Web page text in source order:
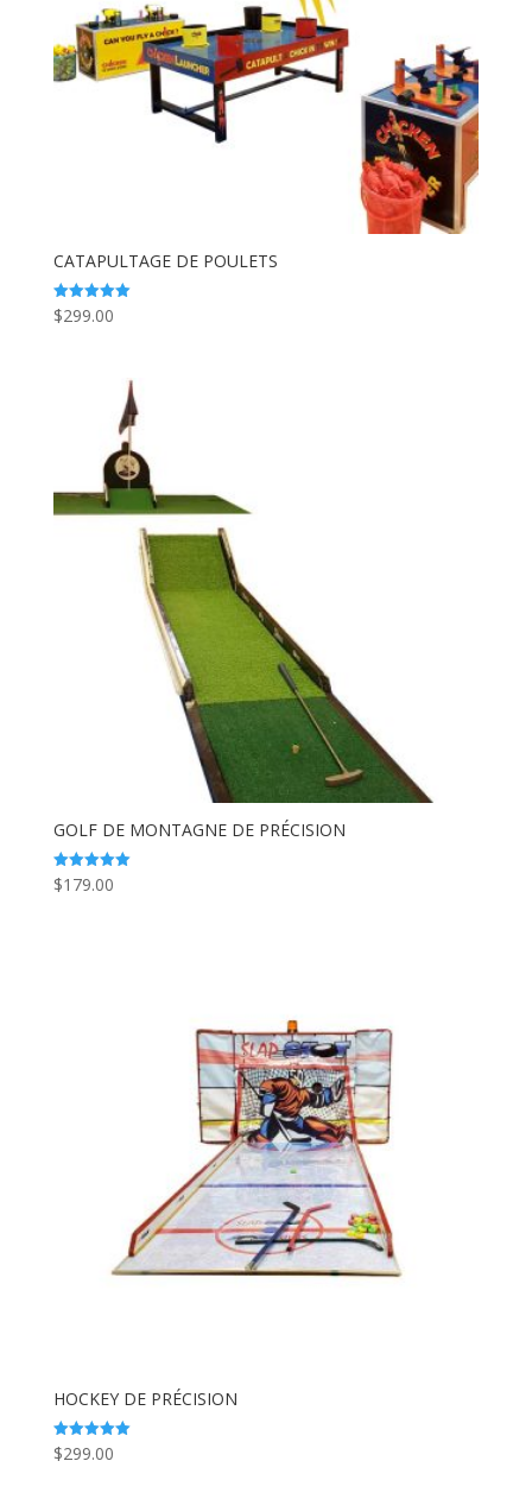
CATAPULTAGE DE POULETS
Note
5.00
$299.00
GOLF DE MONTAGNE DE PRÉCISION
Note
5.00
$179.00
HOCKEY DE PRÉCISION
Note
5.00
$299.00